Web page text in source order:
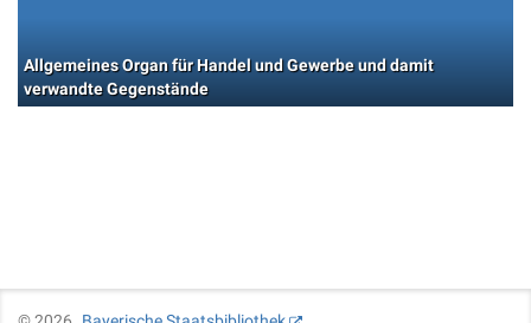
Allgemeines Organ für Handel und Gewerbe und damit
verwandte Gegenstände